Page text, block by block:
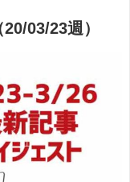
03/23週）